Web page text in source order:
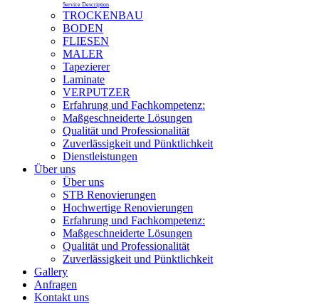
Service Description
TROCKENBAU
BODEN
FLIESEN
MALER
Tapezierer
Laminate
VERPUTZER
Erfahrung und Fachkompetenz:
Maßgeschneiderte Lösungen
Qualität und Professionalität
Zuverlässigkeit und Pünktlichkeit
Dienstleistungen
Über uns
Über uns
STB Renovierungen
Hochwertige Renovierungen
Erfahrung und Fachkompetenz:
Maßgeschneiderte Lösungen
Qualität und Professionalität
Zuverlässigkeit und Pünktlichkeit
Gallery
Anfragen
Kontakt uns